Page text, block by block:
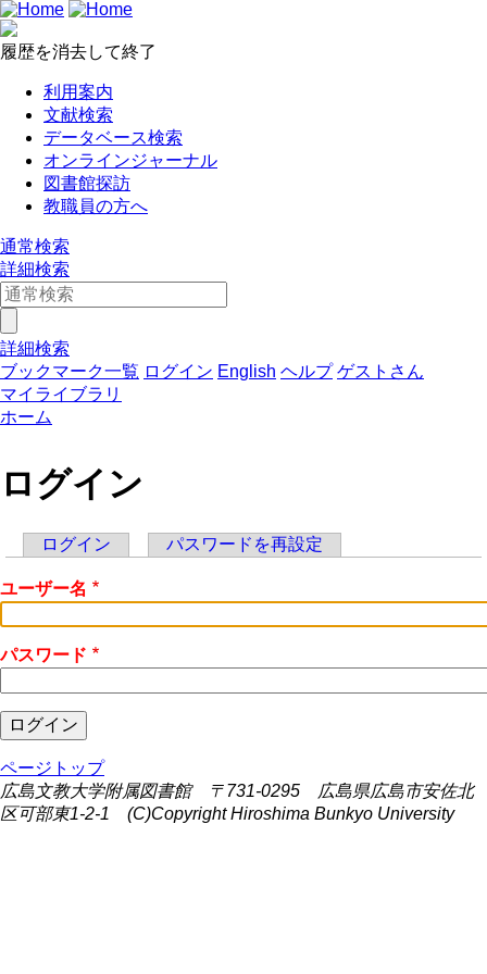
履歴を消去して終了
利用案内
文献検索
データベース検索
オンラインジャーナル
図書館探訪
教職員の方へ
通常検索
詳細検索
詳細検索
ブックマーク一覧 ログイン English ヘルプ ゲストさん
マイライブラリ
ホーム
ログイン
tabs
ログイン パスワードを再設定
ユーザー名
パスワード
ページトップ
広島文教大学附属図書館 〒731-0295 広島県広島市安佐北
区可部東1-2-1 (C)Copyright Hiroshima Bunkyo University